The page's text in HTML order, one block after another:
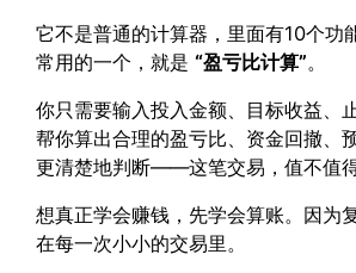
它不是普通的计算器，里面有10个功
常用的一个，就是 “盈亏比计算”。
你只需要输入投入金额、目标收益、
帮你算出合理的盈亏比、资金回撤、
更清楚地判断——这笔交易，值不值得
想真正学会赚钱，先学会算账。因为
在每一次小小的交易里。